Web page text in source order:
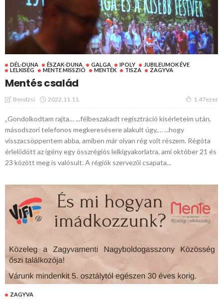
DÉL-DUNA ÉSZAK-DUNA GALGA IPOLY
JUBILEUMOK ÉVE
LELKISÉG
MENTE MISSZIÓ MENTÉK TISZA ZAGYVA
Mentés család
Bendzsi 2022.11.11. 1.47ezer
„Gondolkodtam rajta… ...félbeszakadt regisztráció kísérleteim után,
másodszori telefonos megkeresésere alakult úgy,… ...hogy
visszacsöppentem abba, amiben már olyan rég volt részem. Régóta
érlelődött az igény egy összrégiós lelkigyakorlatra, ami október 21 és
23 között meg is valósult. A régiók szervezői csapata...
ZAGYVA